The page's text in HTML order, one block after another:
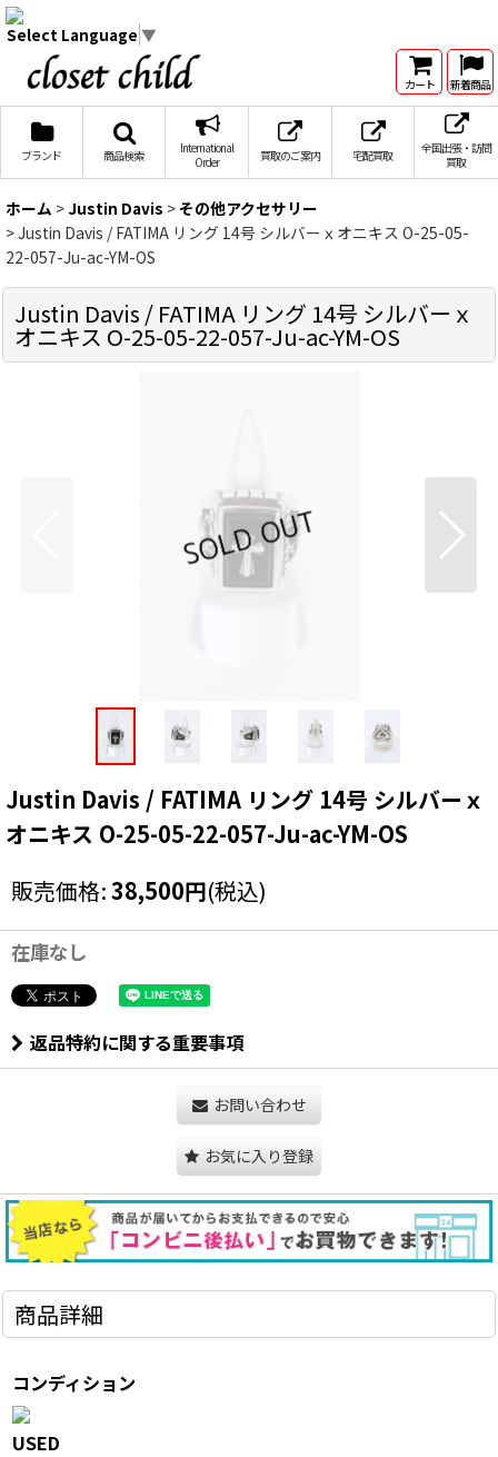
Select Language ▼
カート 新着商品
ブランド 商品検索
International
Order
買取のご案内 宅配買取
全国出張・訪問
買取
ホーム > Justin Davis >その他アクセサリー
>Justin Davis / FATIMA リング 14号 シルバーｘオニキス O-25-05-
22-057-Ju-ac-YM-OS
Justin Davis / FATIMA リング 14号 シルバーｘ
オニキス O-25-05-22-057-Ju-ac-YM-OS
Justin Davis / FATIMA リング 14号 シルバーｘ
オニキス O-25-05-22-057-Ju-ac-YM-OS
販売価格:38,500円(税込)
在庫なし
返品特約に関する重要事項
お問い合わせ
お気に入り登録
商品詳細
コンディション
USED